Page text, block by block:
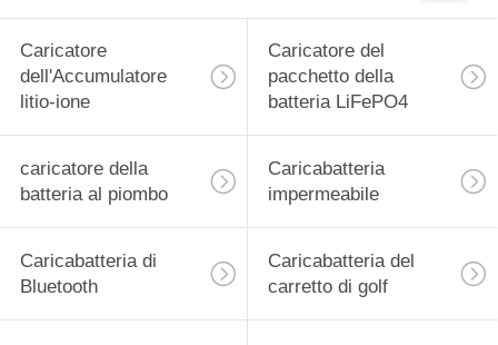
Caricatore
dell'Accumulatore
litio-ione
Caricatore del
pacchetto della
batteria LiFePO4
caricatore della
batteria al piombo
Caricabatteria
impermeabile
Caricabatteria di
Bluetooth
Caricabatteria del
carretto di golf